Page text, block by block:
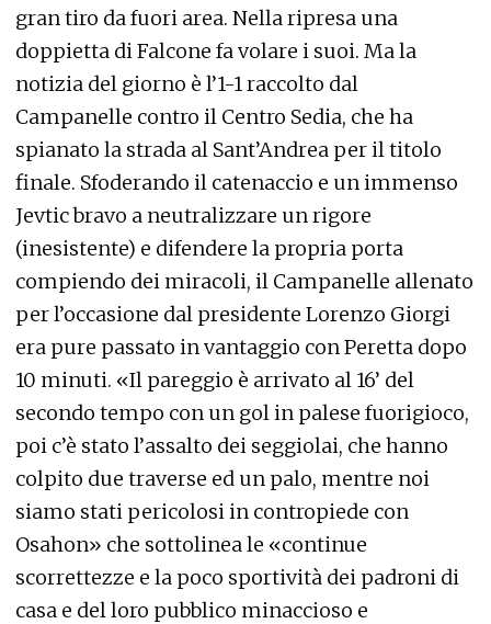
gran tiro da fuori area. Nella ripresa una
doppietta di Falcone fa volare i suoi. Ma la
notizia del giorno è l’1-1 raccolto dal
Campanelle contro il Centro Sedia, che ha
spianato la strada al Sant’Andrea per il titolo
finale. Sfoderando il catenaccio e un immenso
Jevtic bravo a neutralizzare un rigore
(inesistente) e difendere la propria porta
compiendo dei miracoli, il Campanelle allenato
per l’occasione dal presidente Lorenzo Giorgi
era pure passato in vantaggio con Peretta dopo
10 minuti. «Il pareggio è arrivato al 16’ del
secondo tempo con un gol in palese fuorigioco,
poi c’è stato l’assalto dei seggiolai, che hanno
colpito due traverse ed un palo, mentre noi
siamo stati pericolosi in contropiede con
Osahon» che sottolinea le «continue
scorrettezze e la poco sportività dei padroni di
casa e del loro pubblico minaccioso e